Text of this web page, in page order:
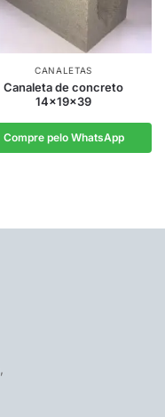
CANALETAS
Canaleta de concreto
14x19x39
Compre pelo WhatsApp